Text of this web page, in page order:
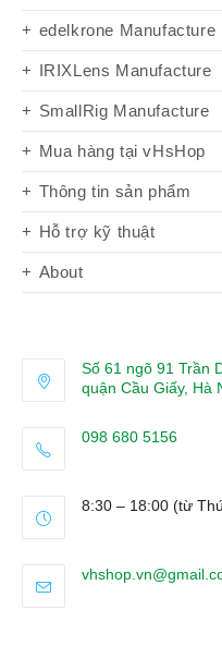
edelkrone Manufacture
IRIXLens Manufacture
SmallRig Manufacture
Mua hàng tại vHsHop
Thông tin sản phẩm
Hỗ trợ kỹ thuật
About
Số 61 ngõ 91 Trần
quận Cầu Giấy, Hà
098 680 5156
your
8:30 – 18:00 (từ